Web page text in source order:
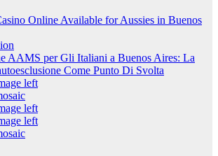
Online Available for Aussies in Buenos
AAMS per Gli Italiani a Buenos Aires: La
Come Punto Di Svolta
left
left
left